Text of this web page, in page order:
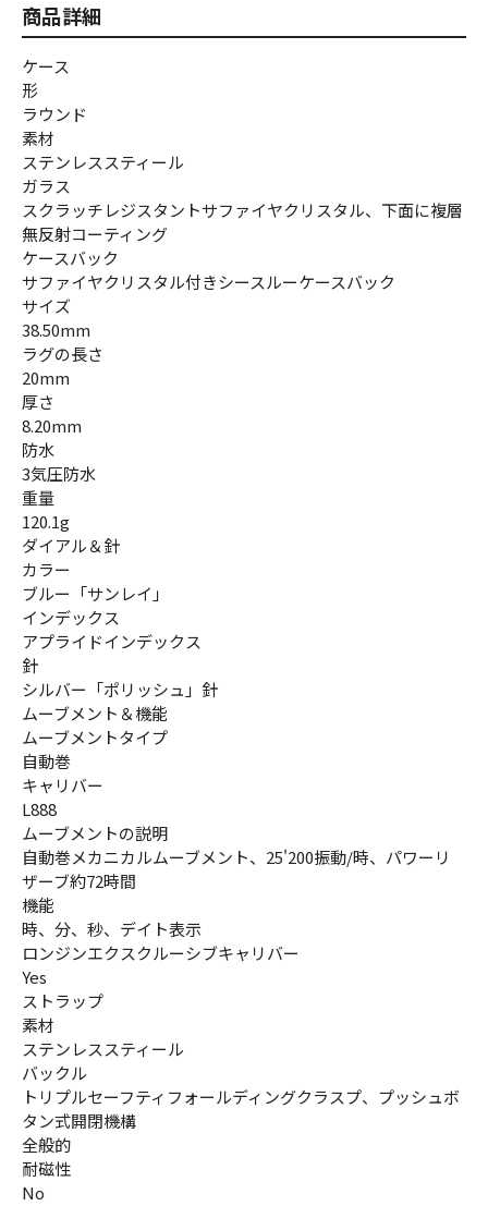
商品詳細
ケース
形
ラウンド
素材
ステンレススティール
ガラス
スクラッチレジスタントサファイヤクリスタル、下面に複層
無反射コーティング
ケースバック
サファイヤクリスタル付きシースルーケースバック
サイズ
38.50mm
ラグの長さ
20mm
厚さ
8.20mm
防水
3気圧防水
重量
120.1g
ダイアル＆針
カラー
ブルー「サンレイ」
インデックス
アプライドインデックス
針
シルバー「ポリッシュ」針
ムーブメント＆機能
ムーブメントタイプ
自動巻
キャリバー
L888
ムーブメントの説明
自動巻メカニカルムーブメント、25'200振動/時、パワーリ
ザーブ約72時間
機能
時、分、秒、デイト表示
ロンジンエクスクルーシブキャリバー
Yes
ストラップ
素材
ステンレススティール
バックル
トリプルセーフティフォールディングクラスプ、プッシュボ
タン式開閉機構
全般的
耐磁性
No